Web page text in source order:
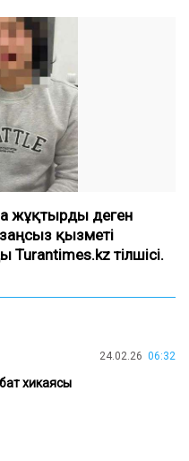
жұқтырды деген
заңсыз қызметі
тілшісі.
24.02.26 06:32
хикаясы